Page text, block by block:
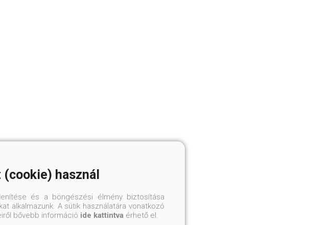
használ
és a böngészési élmény biztosítása
alkalmazunk. A sütik használatára vonatkozó
bővebb információ ide kattintva érhető el.